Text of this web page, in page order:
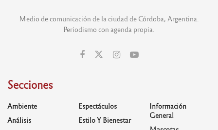
Medio de comunicación de la ciudad de Córdoba, Argentina.
Periodismo con agenda propia.
Secciones
Ambiente
Análisis
Espectáculos
Estilo Y Bienestar
Información
General